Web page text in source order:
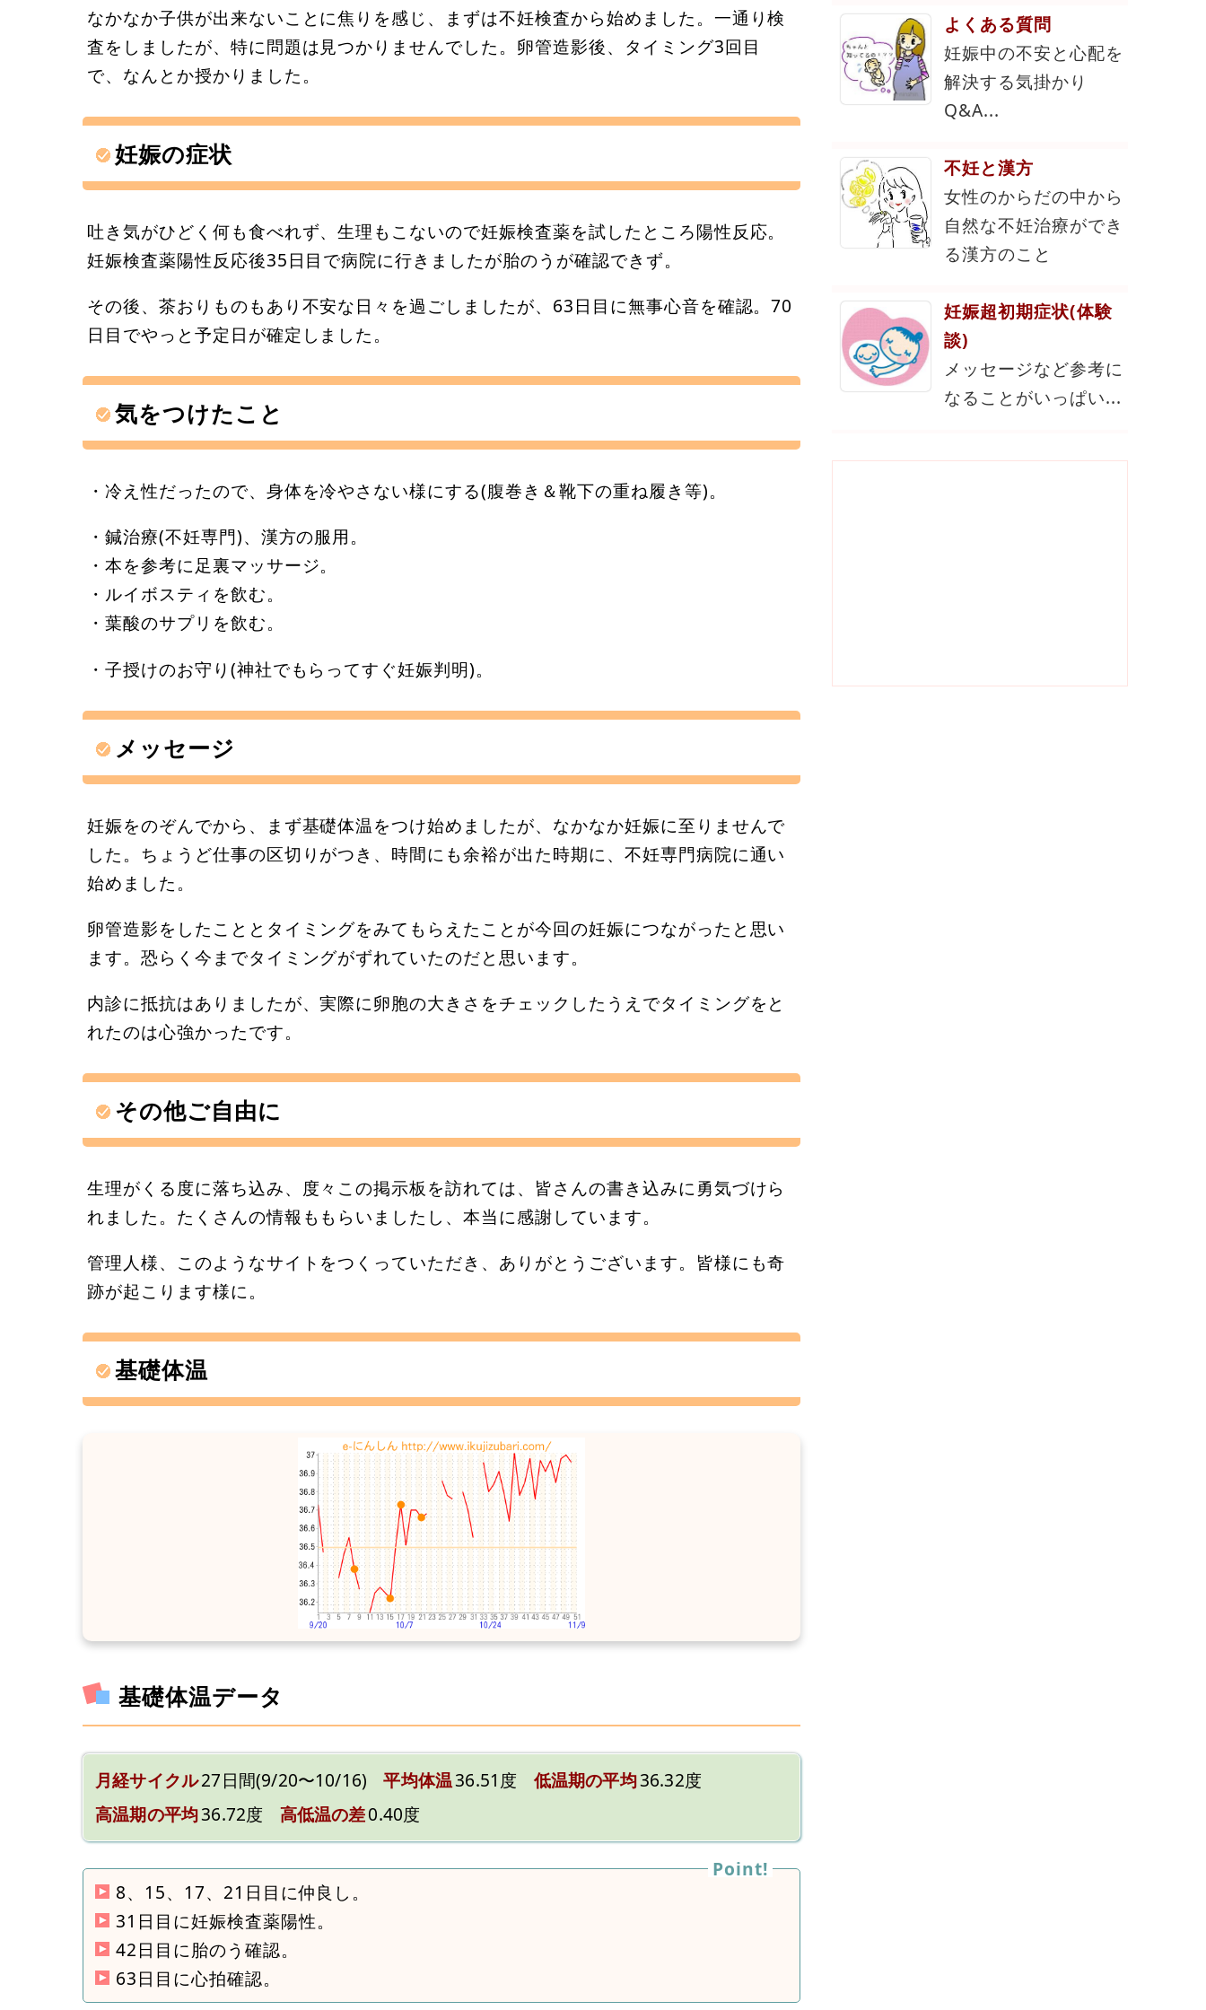
なかなか子供が出来ないことに焦りを感じ、まずは不妊検査から始めました。一通り検
査をしましたが、特に問題は見つかりませんでした。卵管造影後、タイミング3回目
で、なんとか授かりました。
妊娠の症状
吐き気がひどく何も食べれず、生理もこないので妊娠検査薬を試したところ陽性反応。
妊娠検査薬陽性反応後35日目で病院に行きましたが胎のうが確認できず。
その後、茶おりものもあり不安な日々を過ごしましたが、63日目に無事心音を確認。70
日目でやっと予定日が確定しました。
気をつけたこと
・冷え性だったので、身体を冷やさない様にする(腹巻き＆靴下の重ね履き等)。
・鍼治療(不妊専門)、漢方の服用。
・本を参考に足裏マッサージ。
・ルイボスティを飲む。
・葉酸のサプリを飲む。
・子授けのお守り(神社でもらってすぐ妊娠判明)。
メッセージ
妊娠をのぞんでから、まず基礎体温をつけ始めましたが、なかなか妊娠に至りませんで
した。ちょうど仕事の区切りがつき、時間にも余裕が出た時期に、不妊専門病院に通い
始めました。
卵管造影をしたこととタイミングをみてもらえたことが今回の妊娠につながったと思い
ます。恐らく今までタイミングがずれていたのだと思います。
内診に抵抗はありましたが、実際に卵胞の大きさをチェックしたうえでタイミングをと
れたのは心強かったです。
その他ご自由に
生理がくる度に落ち込み、度々この掲示板を訪れては、皆さんの書き込みに勇気づけら
れました。たくさんの情報ももらいましたし、本当に感謝しています。
管理人様、このようなサイトをつくっていただき、ありがとうございます。皆様にも奇
跡が起こります様に。
基礎体温
基礎体温データ
月経サイクル27日間(9/20〜10/16) 平均体温36.51度 低温期の平均36.32度
高温期の平均36.72度 高低温の差0.40度
8、15、17、21日目に仲良し。
31日目に妊娠検査薬陽性。
42日目に胎のう確認。
63日目に心拍確認。
よくある質問
妊娠中の不安と心配を
解決する気掛かり
Q&A...
不妊と漢方
女性のからだの中から
自然な不妊治療ができ
る漢方のこと
妊娠超初期症状(体験
談)
メッセージなど参考に
なることがいっぱい...